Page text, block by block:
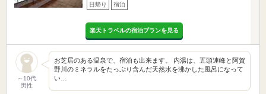
日帰り 宿泊
楽天トラベルの宿泊プランを見る
～10代
男性
お芝居のある温泉で、宿泊も出来ます。 内湯は、五頭連峰と阿賀
野川のミネラルをたっぷり含んだ天然水を沸かした風呂になって
い…